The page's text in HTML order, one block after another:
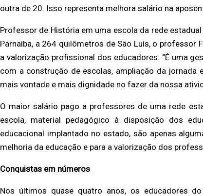
outra de 20. Isso representa melhora salário na
Professor de História em uma escola da rede
Parnaíba, a 264 quilômetros de São Luís, o professor
a valorização profissional dos educadores. “É uma
com a construção de escolas, ampliação da
mais vontade e mais dignidade no fazer da nossa
O maior salário pago a professores de uma rede
escola, material pedagógico à disposição dos
educacional implantado no estado, são apenas
melhoria da educação e para a valorização dos
Conquistas em números
Nos últimos quase quatro anos, os educadores